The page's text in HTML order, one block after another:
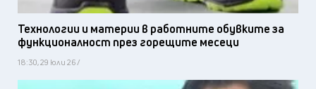
Технологии и материи в работните обувките за
функционалност през горещите месеци
18:30, 29 юли 26 /